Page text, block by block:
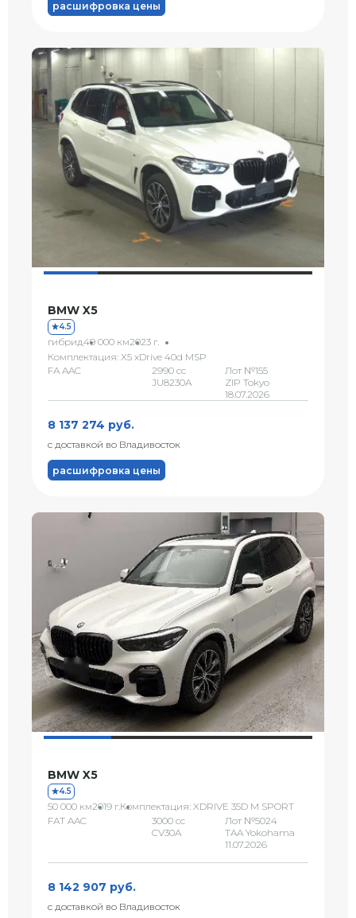
расшифровка цены
BMW X5
4.5
гибрид49 000 км2023 г.
Комплектация: X5 xDrive 40d MSP
FA AAC
2990 сс
JU8230A
Лот №155
ZIP Tokyo
18.07.2026
8 137 274 руб.
с доставкой во Владивосток
расшифровка цены
BMW X5
4.5
50 000 км2019 г.Комплектация: XDRIVE 35D M SPORT
FAT AAC
3000 сс
CV30A
Лот №5024
TAA Yokohama
11.07.2026
8 142 907 руб.
с доставкой во Владивосток